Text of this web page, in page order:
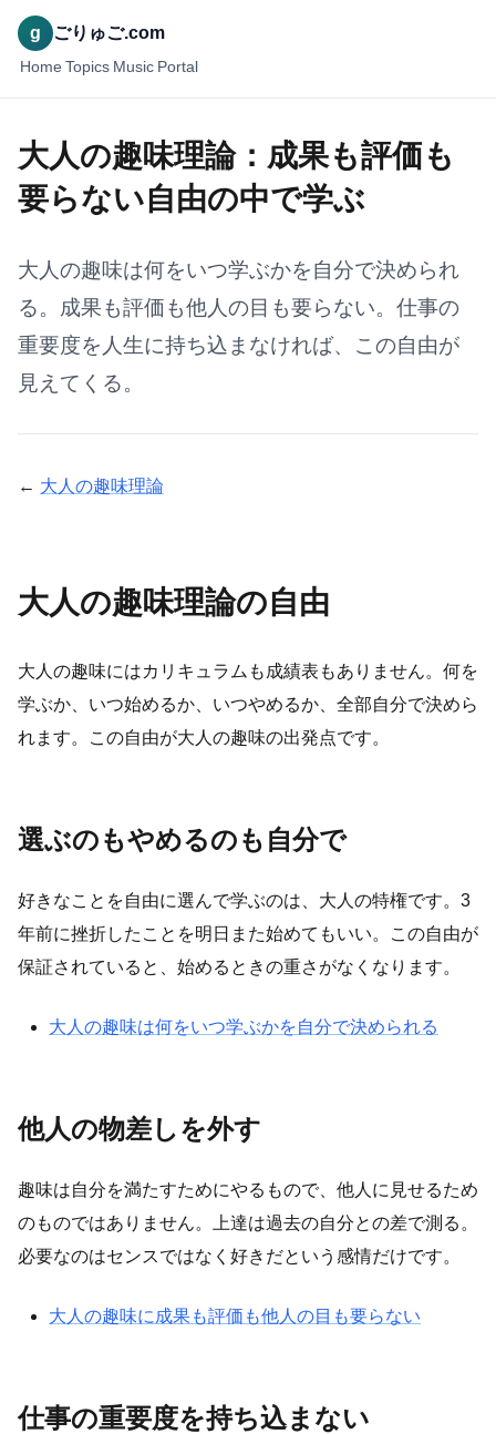
g ごりゅご.com
Home Topics Music Portal
大人の趣味理論：成果も評価も
要らない自由の中で学ぶ
大人の趣味は何をいつ学ぶかを自分で決められ
る。成果も評価も他人の目も要らない。仕事の
重要度を人生に持ち込まなければ、この自由が
見えてくる。
← 大人の趣味理論
大人の趣味理論の自由
大人の趣味にはカリキュラムも成績表もありません。何を
学ぶか、いつ始めるか、いつやめるか、全部自分で決めら
れます。この自由が大人の趣味の出発点です。
選ぶのもやめるのも自分で
好きなことを自由に選んで学ぶのは、大人の特権です。3
年前に挫折したことを明日また始めてもいい。この自由が
保証されていると、始めるときの重さがなくなります。
大人の趣味は何をいつ学ぶかを自分で決められる
他人の物差しを外す
趣味は自分を満たすためにやるもので、他人に見せるため
のものではありません。上達は過去の自分との差で測る。
必要なのはセンスではなく好きだという感情だけです。
大人の趣味に成果も評価も他人の目も要らない
仕事の重要度を持ち込まない